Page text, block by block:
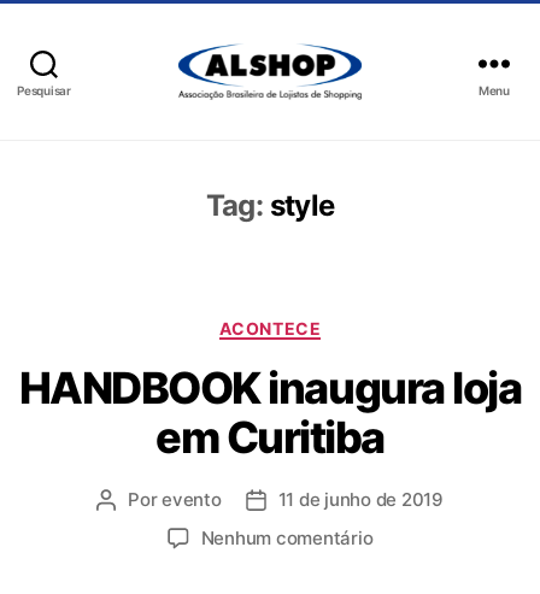
Pesquisar Menu
Tag: style
ACONTECE
HANDBOOK inaugura loja
em Curitiba
Porevento
11 de junho de 2019
Nenhum comentário